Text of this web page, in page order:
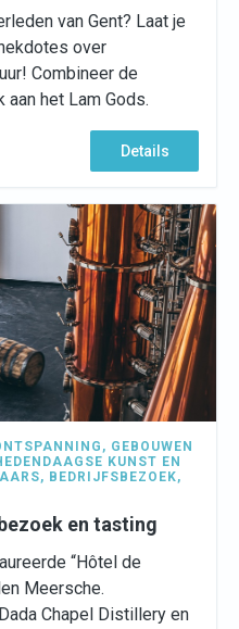
van Gent? Laat je
over
Combineer de
het Lam Gods.
Details
, GEBOUWEN
KUNST EN
, BEDRIJFSBEZOEK,
en tasting
“Hôtel de
Meersche.
Chapel Distillery en